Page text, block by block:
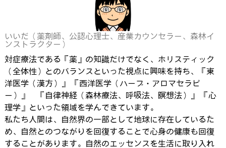
いいだ（薬剤師、公認心理士、産業カウンセラー、森林イ
ンストラクター）
対症療法である『薬』の知識だけでなく、ホリスティック
（全体性）とのバランスといった視点に興味を持ち、『東
洋医学（漢方）』 『西洋医学（ハーブ・アロマセラピ
ー）』 『自律神経（森林療法、呼吸法、瞑想法）』 『心
理学』といった領域を学んできています。
私たち人間は、自然界の一部として地球に存在しているた
め、自然とのつながりを回復することで心身の健康も回復
することがあります。自然のエッセンスを生活に取り入れ